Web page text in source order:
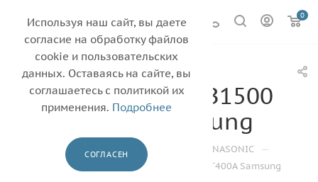
0
Фотовал для
PANASONIC KX-MB1500
KX-FAT400A Samsung
Каталог — Барабаны PANASONIC —
Фотовал для PANASONIC KX-MB1500 KX-FAT400A Samsung
Используя наш сайт, вы даете
согласие на обработку файлов
cookie и пользовательских
данных. Оставаясь на сайте, вы
соглашаетесь с политикой их
применения. Подробнее
СОГЛАСЕН